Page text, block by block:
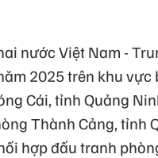
nước Việt Nam -
2025 trên khu vực
Cái, tỉnh Quảng
Thành Cảng, tỉnh
hợp đấu tranh